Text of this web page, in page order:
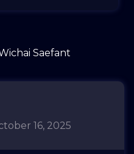
Saefant
16, 2025